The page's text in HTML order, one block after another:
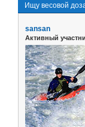
Ищу весовой
sansan
Активный